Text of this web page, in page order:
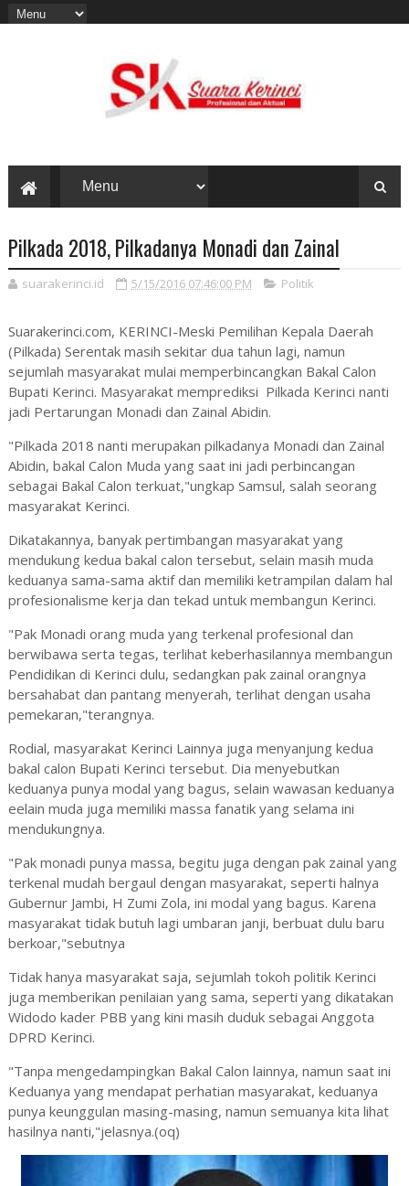
Pilkada 2018, Pilkadanya Monadi dan Zainal
suarakerinci.id 5/15/2016 07:46:00 PM Politik
Suarakerinci.com, KERINCI-Meski Pemilihan Kepala Daerah
(Pilkada) Serentak masih sekitar dua tahun lagi, namun
sejumlah masyarakat mulai memperbincangkan Bakal Calon
Bupati Kerinci. Masyarakat memprediksi Pilkada Kerinci nanti
jadi Pertarungan Monadi dan Zainal Abidin.
"Pilkada 2018 nanti merupakan pilkadanya Monadi dan Zainal
Abidin, bakal Calon Muda yang saat ini jadi perbincangan
sebagai Bakal Calon terkuat,"ungkap Samsul, salah seorang
masyarakat Kerinci.
Dikatakannya, banyak pertimbangan masyarakat yang
mendukung kedua bakal calon tersebut, selain masih muda
keduanya sama-sama aktif dan memiliki ketrampilan dalam hal
profesionalisme kerja dan tekad untuk membangun Kerinci.
"Pak Monadi orang muda yang terkenal profesional dan
berwibawa serta tegas, terlihat keberhasilannya membangun
Pendidikan di Kerinci dulu, sedangkan pak zainal orangnya
bersahabat dan pantang menyerah, terlihat dengan usaha
pemekaran,"terangnya.
Rodial, masyarakat Kerinci Lainnya juga menyanjung kedua
bakal calon Bupati Kerinci tersebut. Dia menyebutkan
keduanya punya modal yang bagus, selain wawasan keduanya
eelain muda juga memiliki massa fanatik yang selama ini
mendukungnya.
"Pak monadi punya massa, begitu juga dengan pak zainal yang
terkenal mudah bergaul dengan masyarakat, seperti halnya
Gubernur Jambi, H Zumi Zola, ini modal yang bagus. Karena
masyarakat tidak butuh lagi umbaran janji, berbuat dulu baru
berkoar,"sebutnya
Tidak hanya masyarakat saja, sejumlah tokoh politik Kerinci
juga memberikan penilaian yang sama, seperti yang dikatakan
Widodo kader PBB yang kini masih duduk sebagai Anggota
DPRD Kerinci.
"Tanpa mengedampingkan Bakal Calon lainnya, namun saat ini
Keduanya yang mendapat perhatian masyarakat, keduanya
punya keunggulan masing-masing, namun semuanya kita lihat
hasilnya nanti,"jelasnya.(oq)